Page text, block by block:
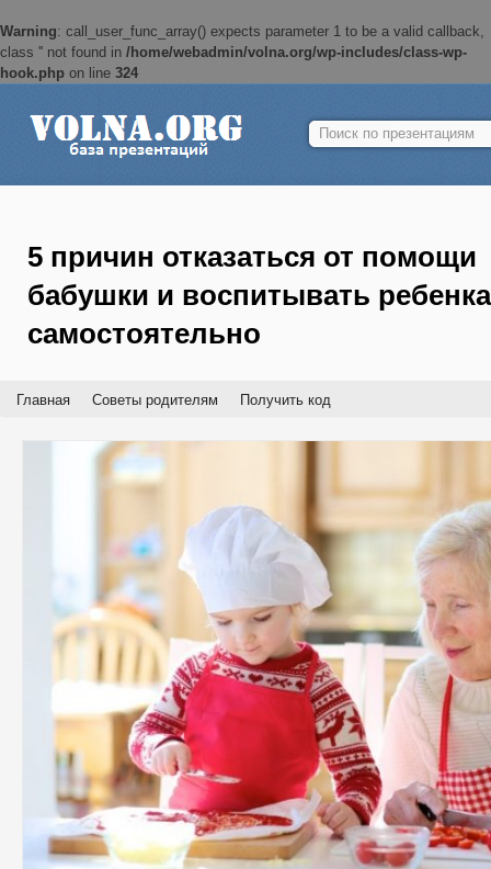
Warning: call_user_func_array() expects parameter 1 to be a valid callback,
class '' not found in /home/webadmin/volna.org/wp-includes/class-wp-
hook.php on line 324
Найти:
5 причин отказаться от помощи
бабушки и воспитывать ребенка
самостоятельно
Главная Советы родителям Получить код